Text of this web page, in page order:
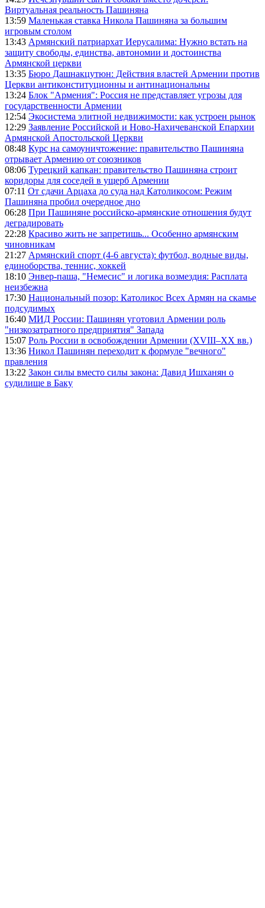
Виртуальная реальность Пашиняна
13:59 Маленькая ставка Никола Пашиняна за большим
игровым столом
13:43 Армянский патриархат Иерусалима: Нужно встать на
защиту свободы, единства, автономии и достоинства
Армянской церкви
13:35 Бюро Дашнакцутюн: Действия властей Армении против
Церкви антиконституционны и антинациональны
13:24 Блок "Армения": Россия не представляет угрозы для
государственности Армении
12:54 Экосистема элитной недвижимости: как устроен рынок
12:29 Заявление Российской и Ново-Нахичеванской Епархии
Армянской Апостольской Церкви
08:48 Курс на самоуничтожение: правительство Пашиняна
отрывает Армению от союзников
08:06 Турецкий капкан: правительство Пашиняна строит
коридоры для соседей в ущерб Армении
07:11 От сдачи Арцаха до суда над Католикосом: Режим
Пашиняна пробил очередное дно
06:28 При Пашиняне российско-армянские отношения будут
деградировать
22:28 Красиво жить не запретишь... Особенно армянским
чиновникам
21:27 Армянский спорт (4-6 августа): футбол, водные виды,
единоборства, теннис, хоккей
18:10 Энвер-паша, "Немесис" и логика возмездия: Расплата
неизбежна
17:30 Национальный позор: Католикос Всех Армян на скамье
подсудимых
16:40 МИД России: Пашинян уготовил Армении роль
"низкозатратного предприятия" Запада
15:07 Роль России в освобождении Армении (XVIII–XX вв.)
13:36 Никол Пашинян переходит к формуле "вечного"
правления
13:22 Закон силы вместо силы закона: Давид Ишханян о
судилище в Баку